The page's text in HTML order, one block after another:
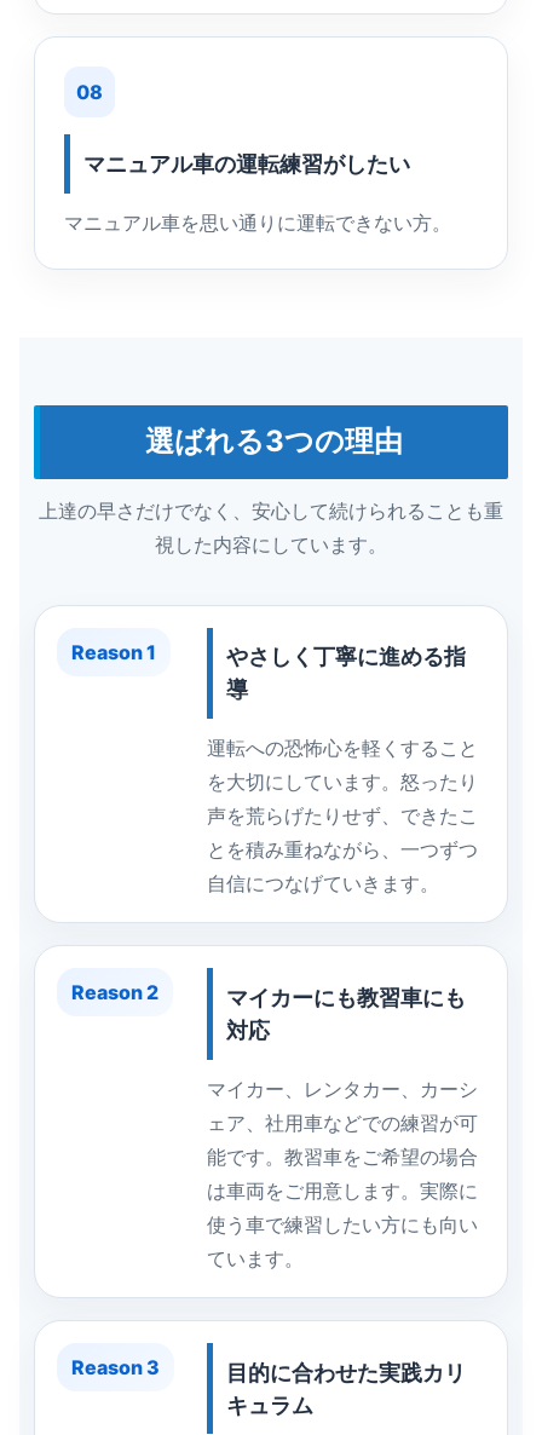
08
マニュアル車の運転練習がしたい
マニュアル車を思い通りに運転できない方。
選ばれる3つの理由
上達の早さだけでなく、安心して続けられることも重
視した内容にしています。
Reason 1
やさしく丁寧に進める指
導
運転への恐怖心を軽くすること
を大切にしています。怒ったり
声を荒らげたりせず、できたこ
とを積み重ねながら、一つずつ
自信につなげていきます。
Reason 2
マイカーにも教習車にも
対応
マイカー、レンタカー、カーシ
ェア、社用車などでの練習が可
能です。教習車をご希望の場合
は車両をご用意します。実際に
使う車で練習したい方にも向い
ています。
Reason 3
目的に合わせた実践カリ
キュラム